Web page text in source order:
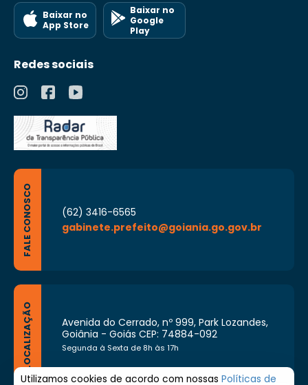
Baixar no
App Store
Baixar no
Google
Play
Redes sociais
FALE CONOSCO
(62) 3416-6565
gabinete.prefeito@goiania.go.gov.br
LOCALIZAÇÃO
Avenida do Cerrado, nº 999, Park Lozandes,
Goiânia - Goiás CEP: 74884-092
Segunda à Sexta de 8h às 17h
Utilizamos cookies de acordo com nossas Políticas de